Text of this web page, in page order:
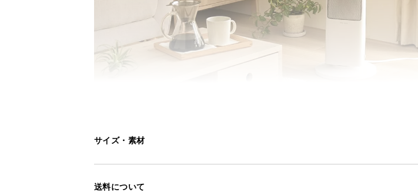
寒さと乾燥からお部屋を守る加湿機能付
サイズ・素材
送料について